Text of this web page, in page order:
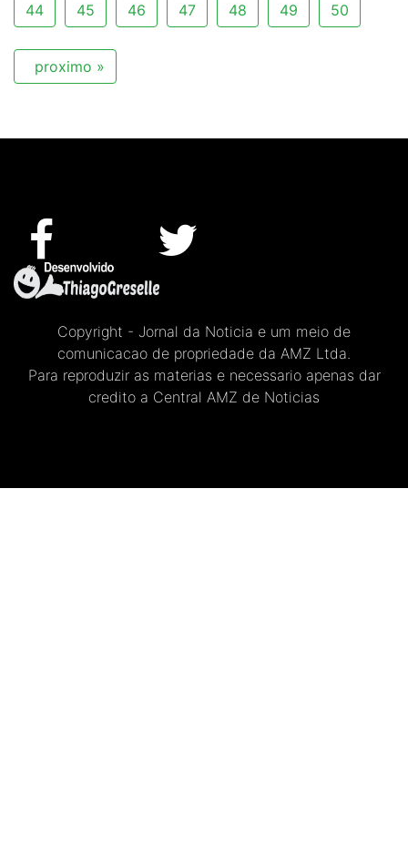
44 45 46 47 48 49 50
proximo »
Copyright - Jornal da Noticia e um meio de
comunicacao de propriedade da AMZ Ltda.
Para reproduzir as materias e necessario apenas dar
credito a Central AMZ de Noticias